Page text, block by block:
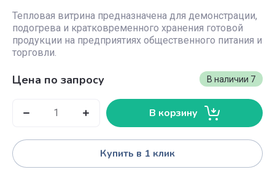
Тепловая витрина предназначена для демонстрации,
подогрева и кратковременного хранения готовой
продукции на предприятиях общественного питания и
торговли.
В наличии 7
Цена по запросу
В корзину
Купить в 1 клик